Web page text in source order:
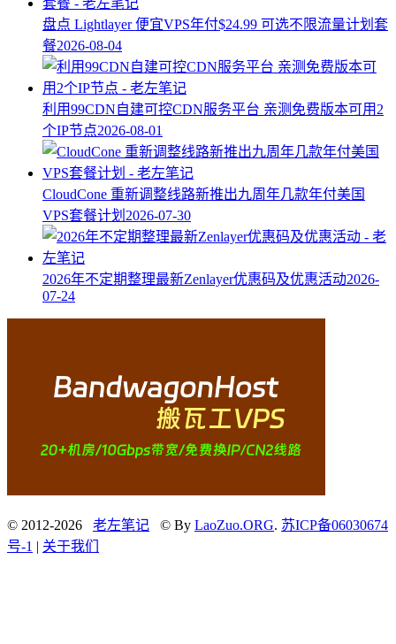
盘点 Lightlayer 便宜VPS年付$24.99 可选不限流量计划套
餐2026-08-04
利用99CDN自建可控CDN服务平台 亲测免费版本可用2
个IP节点2026-08-01
CloudCone 重新调整线路新推出九周年几款年付美国
VPS套餐计划 2026-07-30
2026年不定期整理最新Zenlayer优惠码及优惠活动2026-
07-24
© 2012-2026 老左笔记 © By LaoZuo.ORG. 苏ICP备06030674
号-1 | 关于我们